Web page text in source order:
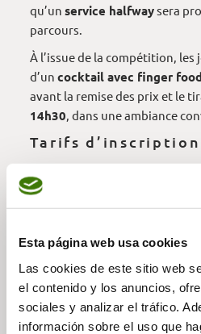
Esta página web usa cookies
Las cookies de este sitio web
el contenido y los anuncios,
sociales y analizar el tráfico.
información sobre el uso que
qu’unservice halfwaysera
parcours.
À l’issue de la compétition,
d’uncocktail avec finger food
avant la remise des prix et le
14h30 , dans une ambiance
Tarifs d’inscription
Abonné (1 ou 2 parcours)
Joueur extérieur : 105 €
Les frais d’inscription
bienvenue, un buggy
halfway, des finger foods ainsi